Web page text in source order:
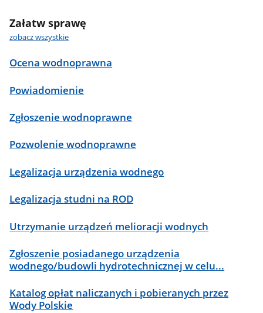
Załatw sprawę
zobacz wszystkie
Ocena wodnoprawna
Powiadomienie
Zgłoszenie wodnoprawne
Pozwolenie wodnoprawne
Legalizacja urządzenia wodnego
Legalizacja studni na ROD
Utrzymanie urządzeń melioracji wodnych
Zgłoszenie posiadanego urządzenia
wodnego/budowli hydrotechnicznej w celu...
Katalog opłat naliczanych i pobieranych przez
Wody Polskie